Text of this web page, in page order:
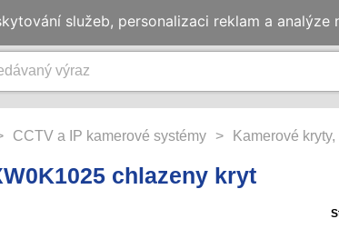
CCTV a IP kamerové systémy > Kamerové
chlazeny kryt
služeb, personalizaci reklam a analýze